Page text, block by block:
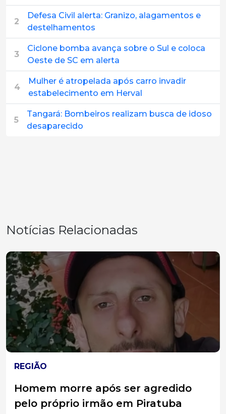
2
Defesa Civil alerta: Granizo, alagamentos e
destelhamentos
3
Ciclone bomba avança sobre o Sul e coloca
Oeste de SC em alerta
4
Mulher é atropelada após carro invadir
estabelecimento em Herval
5
Tangará: Bombeiros realizam busca de idoso
desaparecido
Notícias Relacionadas
REGIÃO
Homem morre após ser agredido
pelo próprio irmão em Piratuba